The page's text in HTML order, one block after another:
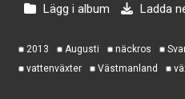
Lägg i album Ladda
2013 Augusti näckros
vattenväxter
Västmanland